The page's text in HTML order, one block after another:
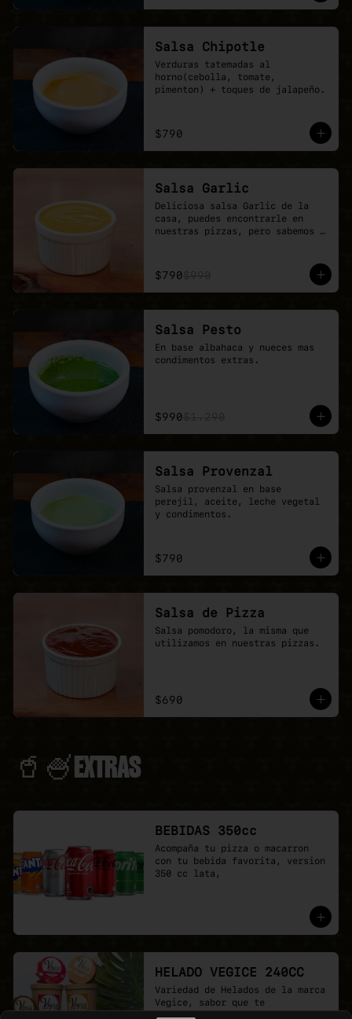
Salsa Chipotle
Verduras tatemadas al
horno(cebolla, tomate,
pimenton) + toques de jalapeño.
$790
Salsa Garlic
Deliciosa salsa Garlic de la
casa, puedes encontrarle en
nuestras pizzas, pero sabemos
$790
Salsa Pesto
En base albahaca y nueces mas
condimentos extras.
$990
Salsa Provenzal
Salsa provenzal en base
perejil, aceite, leche vegetal
y condimentos.
$790
Salsa de Pizza
Salsa pomodoro, la misma que
utilizamos en nuestras pizzas.
$690
🥤🍧EXTRAS
BEBIDAS 350cc
Acompaña tu pizza o macarron
con tu bebida favorita, version
350 cc lata,
HELADO VEGICE 240CC
Variedad de Helados de la marca
Vegice, sabor que te
sorprenderan.